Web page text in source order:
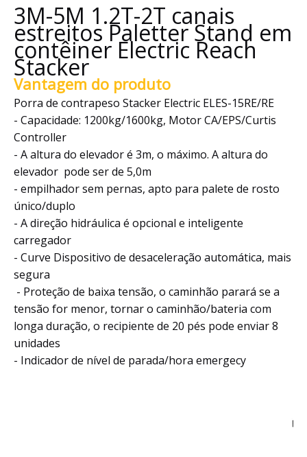
3M-5M 1.2T-2T canais
estreitos Paletter Stand em
contêiner Electric Reach
Stacker
Vantagem do produto
Porra de contrapeso Stacker Electric ELES-15RE/RE
- Capacidade: 1200kg/1600kg, Motor CA/EPS/Curtis
Controller
- A altura do elevador é 3m, o máximo. A altura do
elevador pode ser de 5,0m
- empilhador sem pernas, apto para palete de rosto
único/duplo
- A direção hidráulica é opcional e inteligente
carregador
- Curve Dispositivo de desaceleração automática, mais
segura
- Proteção de baixa tensão, o caminhão parará se a
tensão for menor, tornar o caminhão/bateria com
longa duração, o recipiente de 20 pés pode enviar 8
unidades
- Indicador de nível de parada/hora emergecy